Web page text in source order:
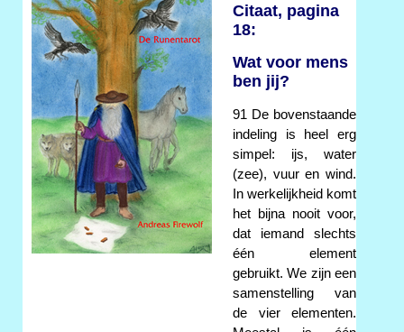
Citaat, pagina
18:
Wat voor mens
ben jij?
91 De bovenstaande
indeling is heel erg
simpel: ijs, water
(zee), vuur en wind.
In werkelijkheid komt
het bijna nooit voor,
dat iemand slechts
één element
gebruikt. We zijn een
samenstelling van
de vier elementen.